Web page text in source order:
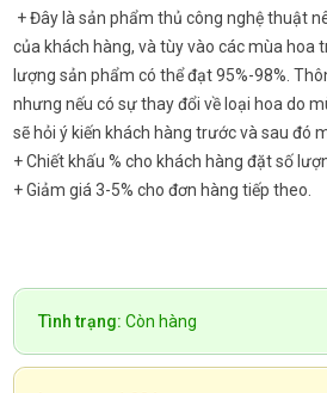
+ Đây là sản phẩm thủ công nghệ thuật
của khách hàng, và tùy vào các mùa hoa
lượng sản phẩm có thể đạt 95%-98%.
nhưng nếu có sự thay đổi về loại hoa do
sẽ hỏi ý kiến khách hàng trước và sau đó
+ Chiết khấu % cho khách hàng đặt số
+ Giảm giá 3-5% cho đơn hàng tiếp theo.
Tình trạng: Còn hàng